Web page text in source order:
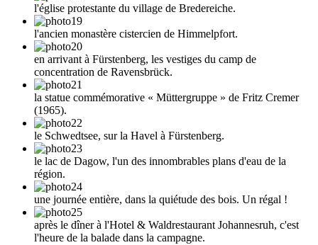
l'église protestante du village de Bredereiche.
l'ancien monastère cistercien de Himmelpfort.
en arrivant à Fürstenberg, les vestiges du camp de
concentration de Ravensbrück.
la statue commémorative « Müttergruppe » de Fritz Cremer
(1965).
le Schwedtsee, sur la Havel à Fürstenberg.
le lac de Dagow, l'un des innombrables plans d'eau de la
région.
une journée entière, dans la quiétude des bois. Un régal !
après le dîner à l'Hotel & Waldrestaurant Johannesruh, c'est
l'heure de la balade dans la campagne.